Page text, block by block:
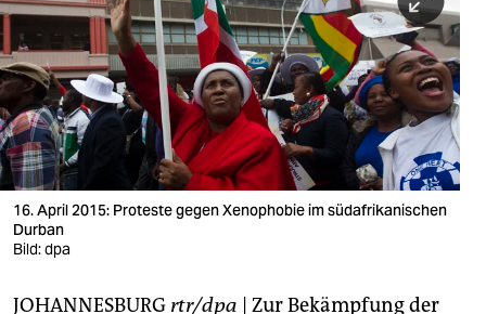
nord
wahrheit
verlag
verlag
veranstaltungen
shop
fragen & hilfe
16. April 2015: Proteste gegen Xenophobie im südafrikanischen
Durban
Bild: dpa
JOHANNESBURG rtr/dpa | Zur Bekämpfung der